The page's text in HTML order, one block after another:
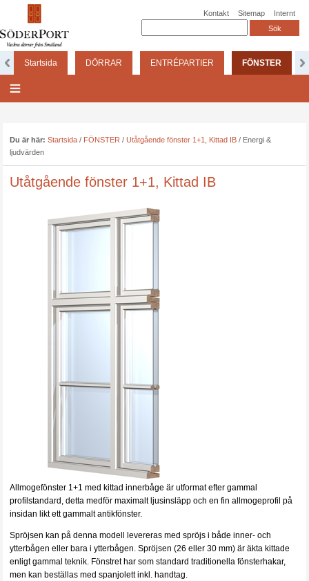
Kontakt Sitemap Internt
Startsida DÖRRAR ENTRÉPARTIER FÖNSTER
Du är här: Startsida / FÖNSTER /Utåtgående fönster 1+1, Kittad IB / Energi &
ljudvärden
Utåtgående fönster 1+1, Kittad IB
Allmogefönster 1+1 med kittad innerbåge är utformat efter gammal
profilstandard, detta medför maximalt ljusinsläpp och en fin allmogeprofil på
insidan likt ett gammalt antikfönster.
Spröjsen kan på denna modell levereras med spröjs i både inner- och
ytterbågen eller bara i ytterbågen. Spröjsen (26 eller 30 mm) är äkta kittade
enligt gammal teknik. Fönstret har som standard traditionella fönsterhakar,
men kan beställas med spanjolett inkl. handtag.